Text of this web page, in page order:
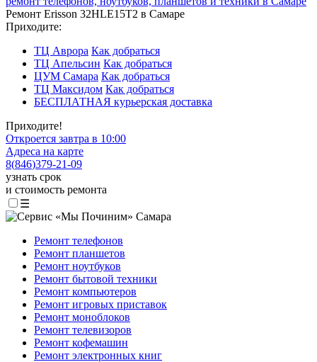
Ремонт Erisson 32HLE15T2 в Самаре
Приходите:
ТЦ Аврора Как добраться
ТЦ Апельсин Как добраться
ЦУМ Самара Как добраться
ТЦ Максидом Как добраться
БЕСПЛАТНАЯ курьерская доставка
Приходите!
Откроется завтра в 10:00
Адреса на карте
8(846)379-21-09
узнать срок
и стоимость ремонта
☰
Ремонт телефонов
Ремонт планшетов
Ремонт ноутбуков
Ремонт бытовой техники
Ремонт компьютеров
Ремонт игровых приставок
Ремонт моноблоков
Ремонт телевизоров
Ремонт кофемашин
Ремонт электронных книг